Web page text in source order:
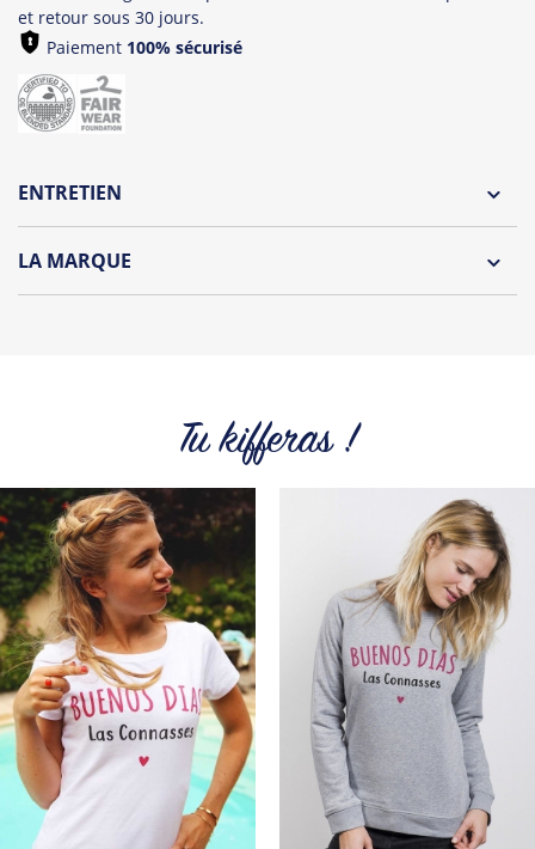
et retour sous 30 jours.
Paiement 100% sécurisé
ENTRETIEN
LA MARQUE
Tu kifferas !